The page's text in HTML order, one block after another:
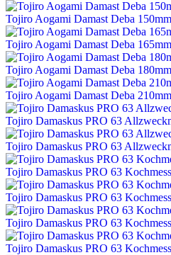
Tojiro Aogami Damast Deba 150mm
Tojiro Aogami Damast Deba 165mm
Tojiro Aogami Damast Deba 180mm
Tojiro Aogami Damast Deba 210mm
Tojiro Damaskus PRO 63
Tojiro Damaskus PRO 63
Tojiro Damaskus PRO 63
Tojiro Damaskus PRO 63
Tojiro Damaskus PRO 63
Tojiro Damaskus PRO 63